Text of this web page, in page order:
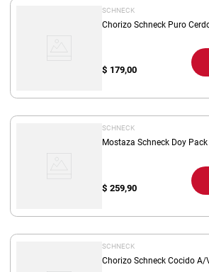
SCHNECK
Chorizo Schneck Puro
$ 179,00
SCHNECK
Mostaza Schneck Doy
$ 259,90
SCHNECK
Chorizo Schneck Cocido A/